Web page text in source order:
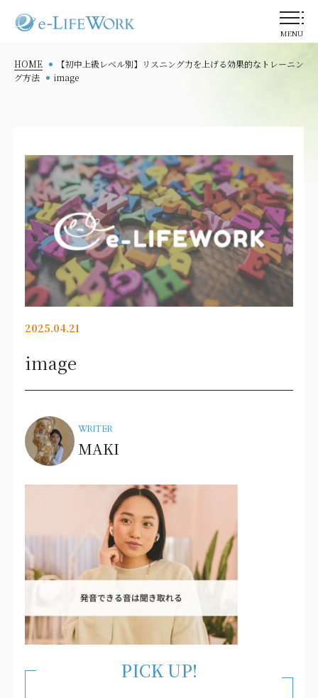
MENU
HOME
【初中上級レベル別】リスニング力を上げる効果的なトレーニン
グ方法
image
2025.04.21
image
WRITER
MAKI
PICK UP!